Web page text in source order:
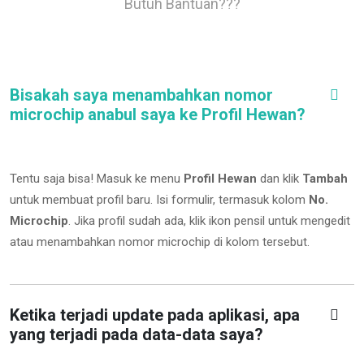
Butuh Bantuan???
Bisakah saya menambahkan nomor
microchip anabul saya ke Profil Hewan?
Tentu saja bisa! Masuk ke menu Profil Hewan dan klik Tambah
untuk membuat profil baru. Isi formulir, termasuk kolom No.
Microchip. Jika profil sudah ada, klik ikon pensil untuk mengedit
atau menambahkan nomor microchip di kolom tersebut.
Ketika terjadi update pada aplikasi, apa
yang terjadi pada data-data saya?